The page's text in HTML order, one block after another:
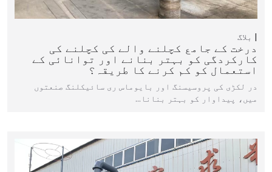
بلاگ
درخت کے جامع کچلنے والے کی کچلنے کی
کارکردگی کو بہتر بنانے اور توانائی کے
استعمال کو کم کرنے کا طریقہ؟
در لکڑی کی پروسیسنگ اور بایوماس ری سائیکلنگ صنعتوں
میں، پیداوار کو بہتر بنانا…